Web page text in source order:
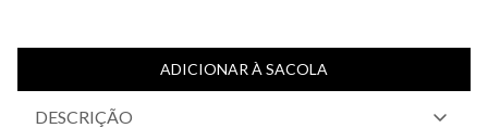
ADICIONAR À SACOLA
DESCRIÇÃO